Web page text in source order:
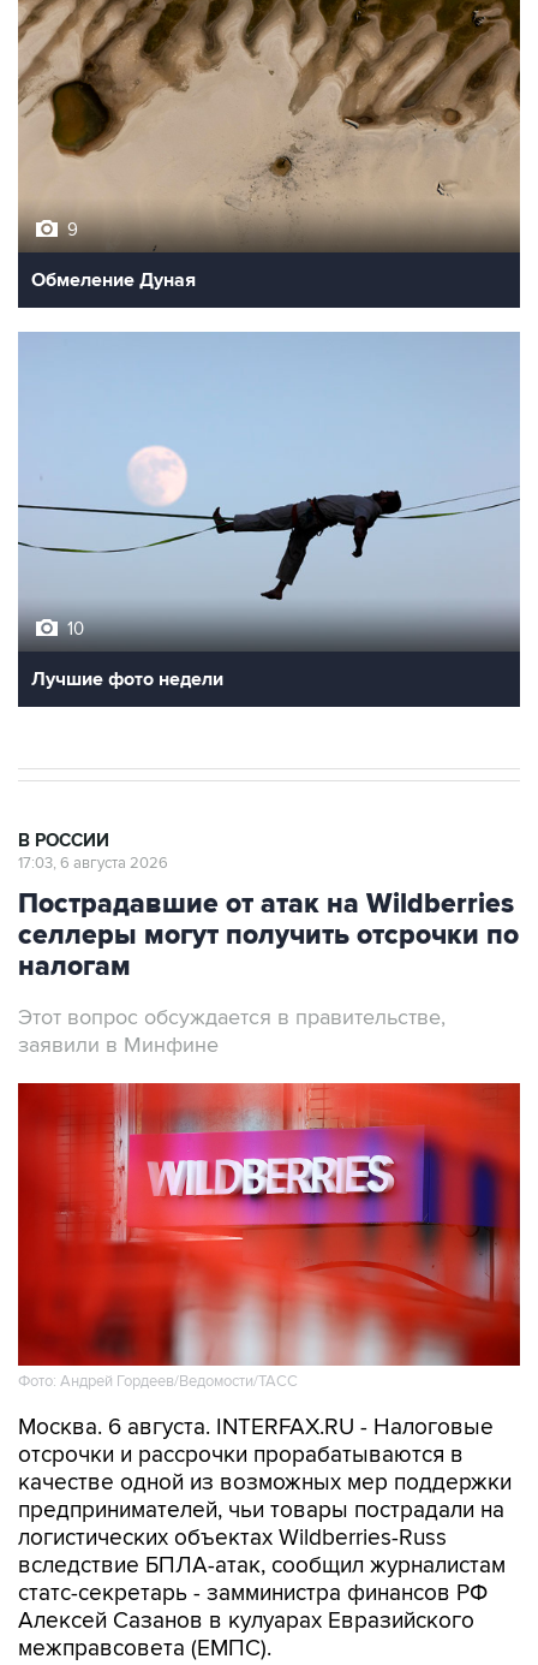
9
Обмеление Дуная
10
Лучшие фото недели
В РОССИИ
17:03, 6 августа 2026
Пострадавшие от атак на Wildberries
селлеры могут получить отсрочки по
налогам
Этот вопрос обсуждается в правительстве,
заявили в Минфине
Фото: Андрей Гордеев/Ведомости/ТАСС
Москва. 6 августа. INTERFAX.RU - Налоговые
отсрочки и рассрочки прорабатываются в
качестве одной из возможных мер поддержки
предпринимателей, чьи товары пострадали на
логистических объектах Wildberries-Russ
вследствие БПЛА-атак, сообщил журналистам
статс-секретарь - замминистра финансов РФ
Алексей Сазанов в кулуарах Евразийского
межправсовета (ЕМПС).